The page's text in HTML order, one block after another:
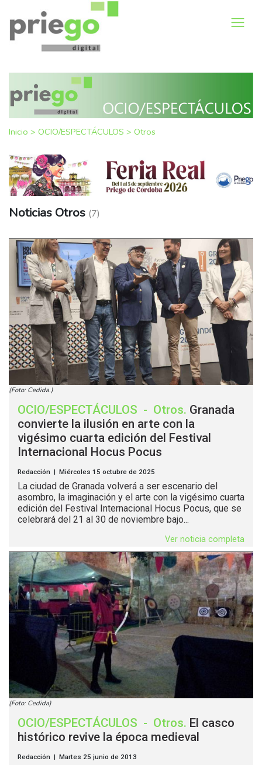
Inicio > OCIO/ESPECTÁCULOS > Otros
Noticias Otros (7)
(Foto: Cedida.)
OCIO/ESPECTÁCULOS - Otros. Granada
convierte la ilusión en arte con la
vigésimo cuarta edición del Festival
Internacional Hocus Pocus
Redacción | Miércoles 15 octubre de 2025
La ciudad de Granada volverá a ser escenario del
asombro, la imaginación y el arte con la vigésimo cuarta
edición del Festival Internacional Hocus Pocus, que se
celebrará del 21 al 30 de noviembre bajo...
Ver noticia completa
(Foto: Cedida)
OCIO/ESPECTÁCULOS - Otros. El casco
histórico revive la época medieval
Redacción | Martes 25 junio de 2013